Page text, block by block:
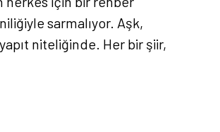
sarmalıyor. Aşk,
niteliğinde. Her bir şiir,